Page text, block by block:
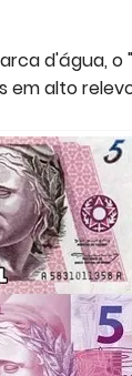
d'água,
em alto